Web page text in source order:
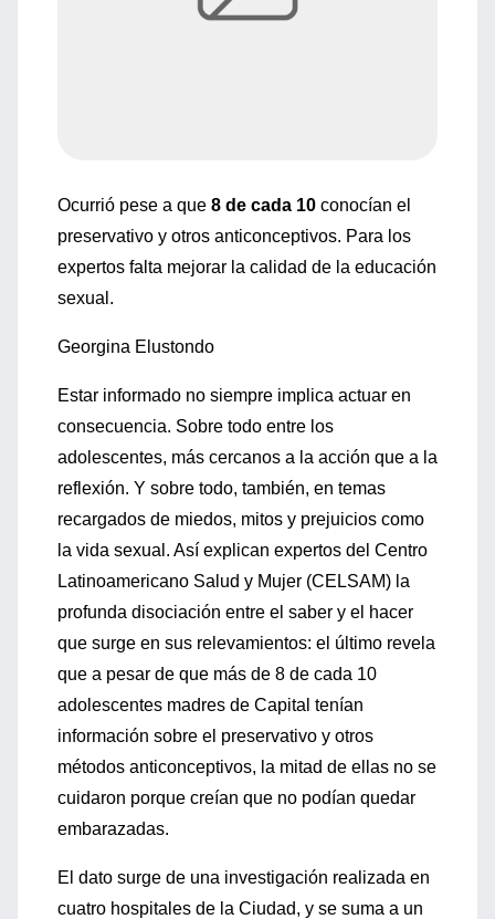
Ocurrió pese a que 8 de cada 10 conocían el
preservativo y otros anticonceptivos. Para los
expertos falta mejorar la calidad de la educación
sexual.
Georgina Elustondo
Estar informado no siempre implica actuar en
consecuencia. Sobre todo entre los
adolescentes, más cercanos a la acción que a la
reflexión. Y sobre todo, también, en temas
recargados de miedos, mitos y prejuicios como
la vida sexual. Así explican expertos del Centro
Latinoamericano Salud y Mujer (CELSAM) la
profunda disociación entre el saber y el hacer
que surge en sus relevamientos: el último revela
que a pesar de que más de 8 de cada 10
adolescentes madres de Capital tenían
información sobre el preservativo y otros
métodos anticonceptivos, la mitad de ellas no se
cuidaron porque creían que no podían quedar
embarazadas.
El dato surge de una investigación realizada en
cuatro hospitales de la Ciudad, y se suma a un